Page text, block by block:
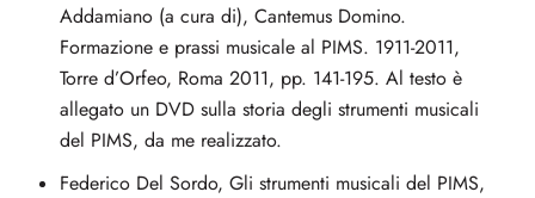
Addamiano (a cura di), Cantemus Domino.
Formazione e prassi musicale al PIMS. 1911-2011,
Torre d’Orfeo, Roma 2011, pp. 141-195. Al testo è
allegato un DVD sulla storia degli strumenti musicali
del PIMS, da me realizzato.
Federico Del Sordo, Gli strumenti musicali del PIMS,